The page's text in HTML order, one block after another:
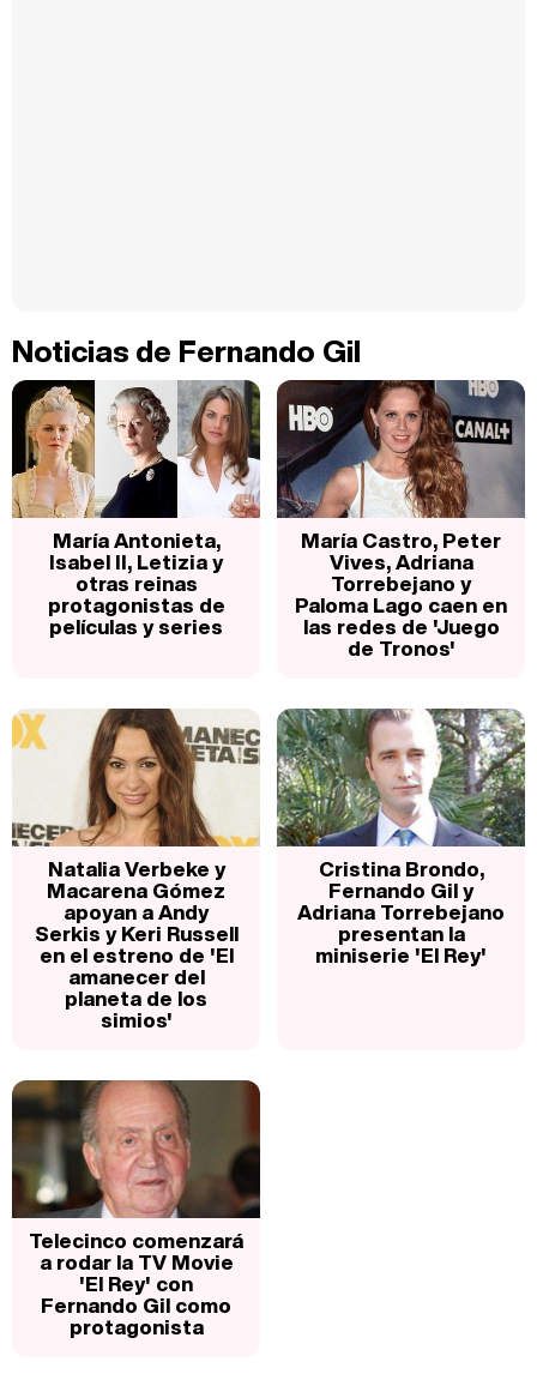
Noticias de Fernando Gil
María Antonieta,
Isabel II, Letizia y
otras reinas
protagonistas de
películas y series
María Castro, Peter
Vives, Adriana
Torrebejano y
Paloma Lago caen en
las redes de 'Juego
de Tronos'
Natalia Verbeke y
Macarena Gómez
apoyan a Andy
Serkis y Keri Russell
en el estreno de 'El
amanecer del
planeta de los
simios'
Cristina Brondo,
Fernando Gil y
Adriana Torrebejano
presentan la
miniserie 'El Rey'
Telecinco comenzará
a rodar la TV Movie
'El Rey' con
Fernando Gil como
protagonista